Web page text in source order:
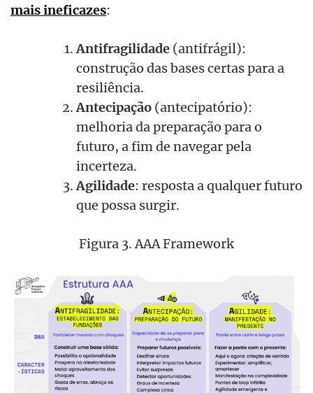
mais ineficazes:
Antifragilidade (antifrágil):
construção das bases certas para a
resiliência.
Antecipação (antecipatório):
melhoria da preparação para o
futuro, a fim de navegar pela
incerteza.
Agilidade: resposta a qualquer futuro
que possa surgir.
Figura 3. AAA Framework